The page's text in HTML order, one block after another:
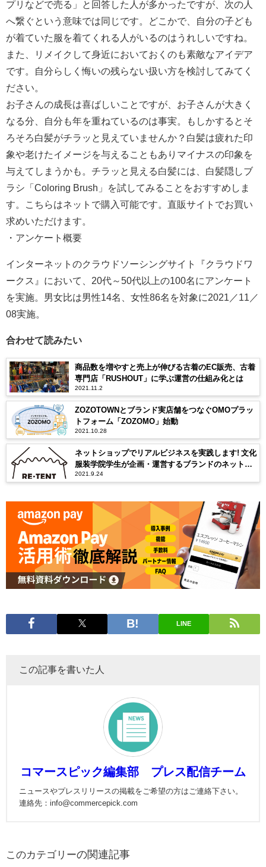
プリなどで売る」と回答した人が多かったですが、次の人
へ繋ぐという意味では同じです。どこかで、自分の子ども
が着ていた服を着てくれる人がいるのはうれしいですね。
また、リメイクして身近においておくのも素敵なアイデア
です。自分らしく悔いの残らない扱い方を検討してみてく
ださい。
お子さんの成長は喜ばしいことですが、お子さんが大きく
なる分、自分も年を重ねているのは事実。もしかするとそ
ろそろ白髪がチラッと見えていませんか？白髪は疲れた印
象や老けたイメージを与えることもありマイナスの印象を
与えてしまうかも。チラッと見える白髪には、白髪隠しブ
ラシ「Coloring Brush」を試してみることをおすすめしま
す。こちらはネットで購入可能です。直販サイトでお買い
求めいただけます。
・アンケート概要
インターネットのクラウドソーシングサイト『クラウドワ
ークス』において、20代～50代以上の100名にアンケート
を実施。男女比は男性14名、女性86名を対象に2021／11／
08実施。
合わせて読みたい
商品数を増やすと売上が伸びる古着のEC販売、古着
専門店「RUSHOUT」に学ぶ運営の仕組み化とは
2021.11.2
ZOZOTOWNとブランド実店舗をつなぐOMOプラッ
トフォーム「ZOZOMO」始動
2021.10.28
ネットショップでリアルビジネスを実践します! 文化
服装学院学生が企画・運営するブランドのネットシ
ョップがOPEN!
2021.9.24
LINE
この記事を書いた人
コマースピック編集部 プレス配信チーム
ニュースやプレスリリースの掲載をご希望の方はご連絡下さい。
連絡先：info@commercepick.com
の関連記事